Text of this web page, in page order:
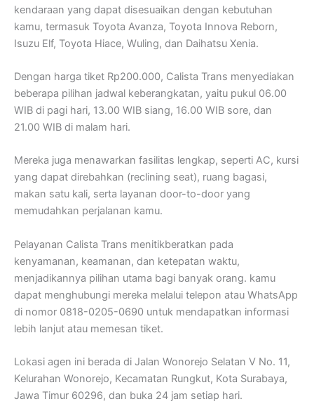
kendaraan yang dapat disesuaikan dengan kebutuhan
kamu, termasuk Toyota Avanza, Toyota Innova Reborn,
Isuzu Elf, Toyota Hiace, Wuling, dan Daihatsu Xenia.
Dengan harga tiket Rp200.000, Calista Trans menyediakan
beberapa pilihan jadwal keberangkatan, yaitu pukul 06.00
WIB di pagi hari, 13.00 WIB siang, 16.00 WIB sore, dan
21.00 WIB di malam hari.
Mereka juga menawarkan fasilitas lengkap, seperti AC, kursi
yang dapat direbahkan (reclining seat), ruang bagasi,
makan satu kali, serta layanan door-to-door yang
memudahkan perjalanan kamu.
Pelayanan Calista Trans menitikberatkan pada
kenyamanan, keamanan, dan ketepatan waktu,
menjadikannya pilihan utama bagi banyak orang. kamu
dapat menghubungi mereka melalui telepon atau WhatsApp
di nomor 0818-0205-0690 untuk mendapatkan informasi
lebih lanjut atau memesan tiket.
Lokasi agen ini berada di Jalan Wonorejo Selatan V No. 11,
Kelurahan Wonorejo, Kecamatan Rungkut, Kota Surabaya,
Jawa Timur 60296, dan buka 24 jam setiap hari.